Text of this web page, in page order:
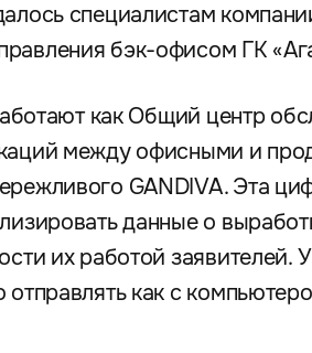
специалистам
бэк-офисом ГК
как Общий центр
между офисными и
GANDIVA. Эта
данные о
их работой заявителей.
как с